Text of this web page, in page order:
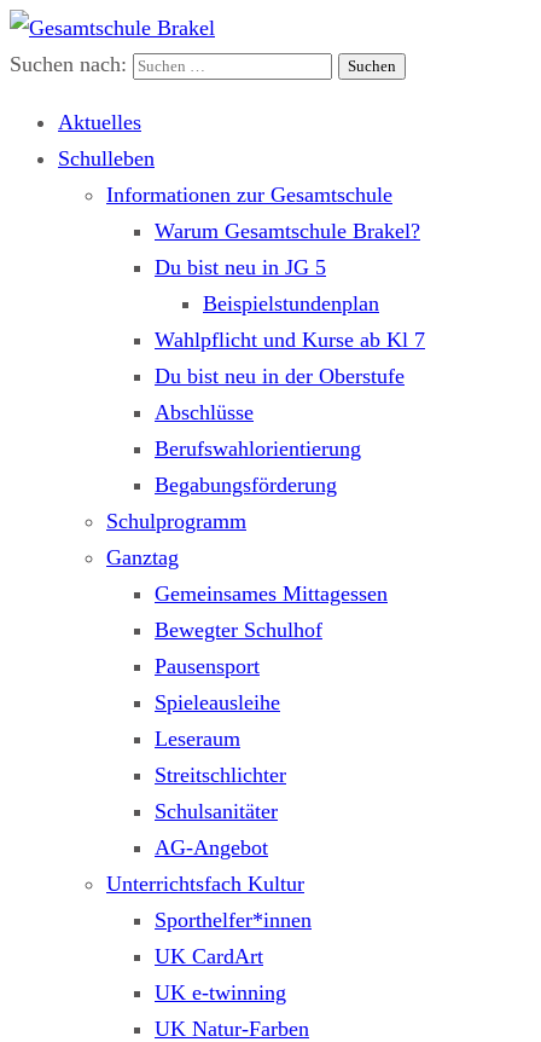
Gesamtschule Brakel
Gemeinsam.Erfolgreich.Bewegt.
Suchen nach:
Aktuelles
Schulleben
Informationen zur Gesamtschule
Warum Gesamtschule Brakel?
Du bist neu in JG 5
Beispielstundenplan
Wahlpflicht und Kurse ab Kl 7
Du bist neu in der Oberstufe
Abschlüsse
Berufswahlorientierung
Begabungsförderung
Schulprogramm
Ganztag
Gemeinsames Mittagessen
Bewegter Schulhof
Pausensport
Spieleausleihe
Leseraum
Streitschlichter
Schulsanitäter
AG-Angebot
Unterrichtsfach Kultur
Sporthelfer*innen
UK CardArt
UK e-twinning
UK Natur-Farben